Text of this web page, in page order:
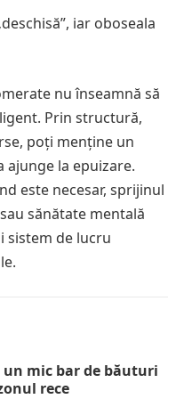
iar oboseala
nu înseamnă să
Prin structură,
poți menține un
ajunge la epuizare.
este necesar, sprijinul
sănătate mentală
sistem de lucru
un mic bar de băuturi
rece